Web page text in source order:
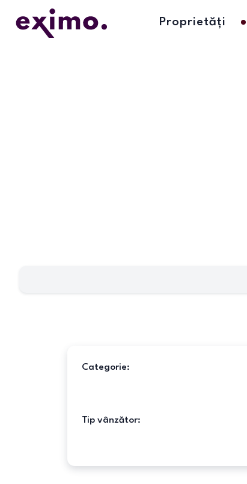
Proprietăți
Categorie:
Tip vânzător: